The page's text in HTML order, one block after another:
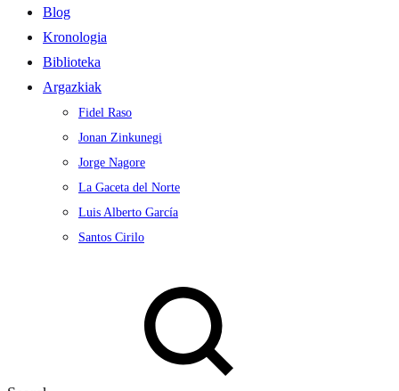
Blog
Kronologia
Biblioteka
Argazkiak
Fidel Raso
Jonan Zinkunegi
Jorge Nagore
La Gaceta del Norte
Luis Alberto García
Santos Cirilo